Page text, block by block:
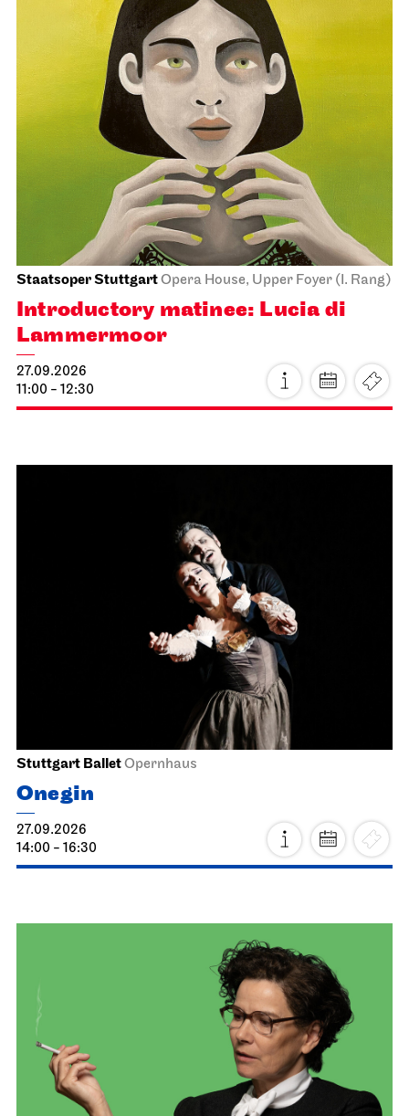
Staatsoper StuttgartOpera House, Upper Foyer (I. Rang)
Introductory matinee: Lucia di
Lammermoor
27.09.2026
11:00 - 12:30
Stuttgart BalletOpernhaus
Onegin
27.09.2026
14:00 - 16:30